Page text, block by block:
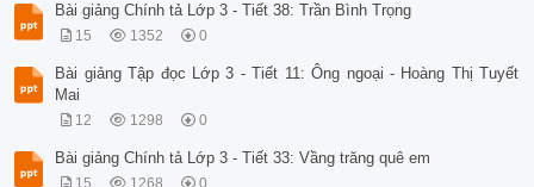
Bài giảng Chính tả Lớp 3 - Tiết 38: Trần Bình Trọng
15 1352 0
Bài giảng Tập đọc Lớp 3 - Tiết 11: Ông ngoại - Hoàng Thị Tuyết
Mai
12 1298 0
Bài giảng Chính tả Lớp 3 - Tiết 33: Vầng trăng quê em
15 1268 0